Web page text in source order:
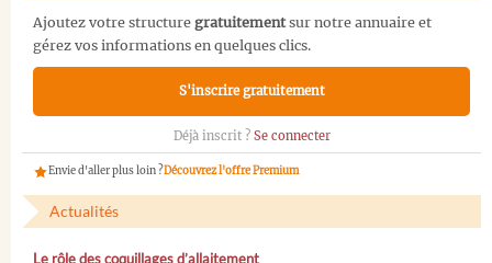
Ajoutez votre structure gratuitementsur notre annuaire et
gérez vos informations en quelques clics.
S'inscrire gratuitement
Déjà inscrit ? Se connecter
Envie d'aller plus loin ?Découvrez l'offre Premium
Actualités
Le rôle des coquillages d’allaitement